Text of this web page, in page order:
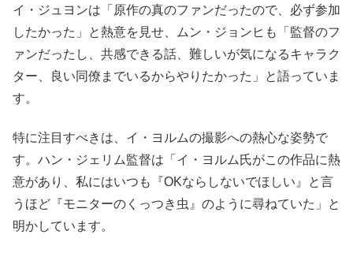
イ・ジュヨンは「原作の真のファンだったので、必ず参加
したかった」と熱意を見せ、ムン・ジョンヒも「監督のフ
ァンだったし、共感できる話、難しいが気になるキャラク
ター、良い同僚までいるからやりたかった」と語っていま
す。
特に注目すべきは、イ・ヨルムの撮影への熱心な姿勢で
す。ハン・ジェリム監督は「イ・ヨルム氏がこの作品に熱
意があり、私にはいつも『OKならしないでほしい』と言
うほど『モニターのくっつき虫』のように尋ねていた」と
明かしています。